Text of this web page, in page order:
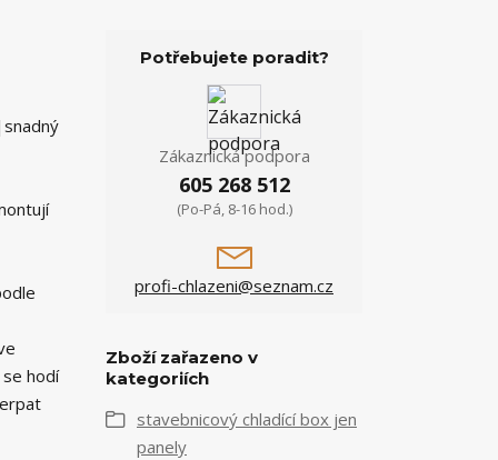
hodí
Potřebujete poradit?
Zákaznická podpora
605 268 512
(Po-Pá, 8-16 hod.)
profi-chlazeni@seznam.cz
Zboží zařazeno v
kategoriích
stavebnicový chladící box jen
panely